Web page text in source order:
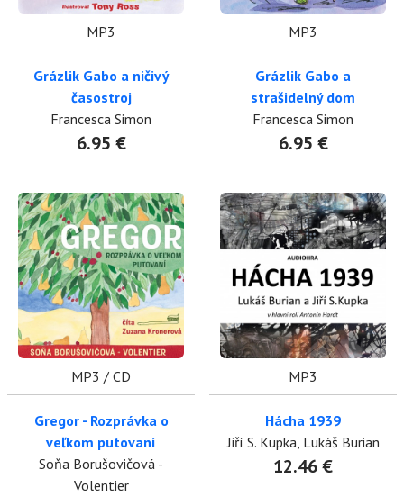
MP3
Grázlik Gabo a ničivý
časostroj
Francesca Simon
6.95 €
MP3
Grázlik Gabo a
strašidelný dom
Francesca Simon
6.95 €
MP3 / CD
Gregor - Rozprávka o
veľkom putovaní
Soňa Borušovičová -
Volentier
MP3
Hácha 1939
Jiří S. Kupka, Lukáš Burian
12.46 €